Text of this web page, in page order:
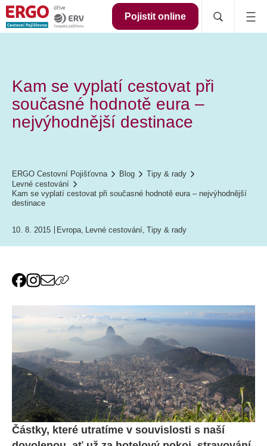
Pojistit online
Kam se vyplatí cestovat při
současné hodnotě eura –
nejvýhodnější destinace
ERGO Cestovní Pojišťovna Blog
Tipy & rady
Levné cestování
Kam se vyplatí cestovat při současné hodnotě eura – nejvýhodnější
destinace
10. 8. 2015 Evropa, Levné cestování, Tipy & rady
Částky, které utratíme v souvislosti s naší